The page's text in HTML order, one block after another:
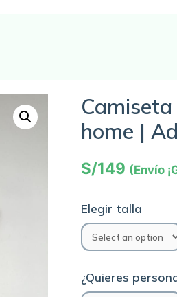
home |
S/149 (Envío
Elegir talla
¿Quieres